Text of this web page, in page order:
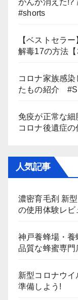
がんが消えた!?
#shorts
【ベストセラ
解毒17の方法【
コロナ家族感
たもの紹介
免疫が正常な
コロナ後遺症の
人気記事
濃密育毛剤 新
の使用体験レビ
神戸養蜂場・
品質な蜂蜜専門
新型コロナウ
準備しよう!